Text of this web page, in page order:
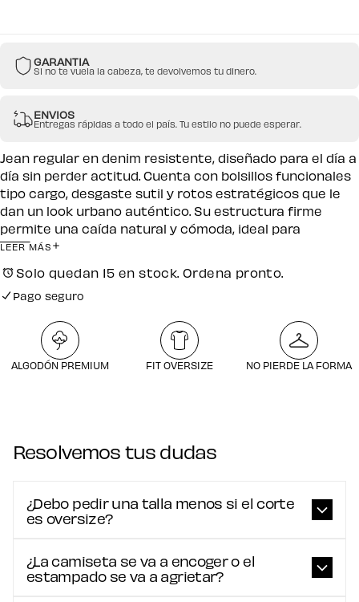
GARANTIA
Si no te vuela la cabeza, te devolvemos tu dinero.
ENVIOS
Entregas rápidas a todo el país. Tu estilo no puede esperar.
Jean regular en denim resistente, diseñado para el día a
día sin perder actitud. Cuenta con bolsillos funcionales
tipo cargo, desgaste sutil y rotos estratégicos que le
dan un look urbano auténtico. Su estructura firme
permite una caída natural y cómoda, ideal para
combinar con camisetas oversize o hoodies.
LEER MÁS
Solo quedan 15 en stock. Ordena pronto.
Pago seguro
Pago seguro
ALGODÓN PREMIUM FIT OVERSIZE NO PIERDE LA FORMA
Resolvemos tus dudas
¿Debo pedir una talla menos si el corte
es oversize?
¿La camiseta se va a encoger o el
estampado se va a agrietar?